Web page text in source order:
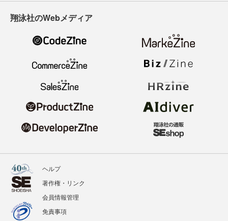
翔泳社のWebメディア
ヘルプ
著作権・リンク
会員情報管理
免責事項